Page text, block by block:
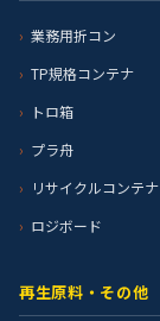
業務用折コン
TP規格コンテナ
トロ箱
プラ舟
リサイクルコンテナ
ロジボード
再生原料・その他